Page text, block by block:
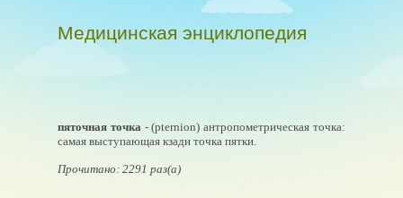
Медицинская энциклопедия
пяточная точка- (pternion) антропометрическая точка:
самая выступающая кзади точка пятки.
Прочитано: 2291 раз(а)